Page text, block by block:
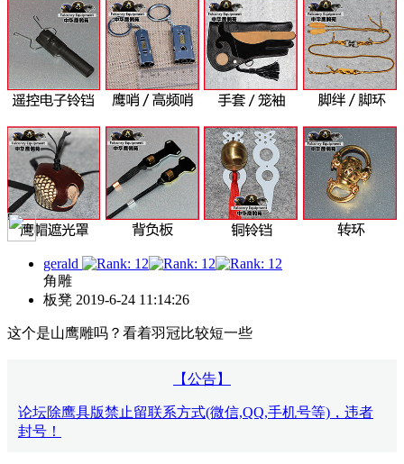
gerald
角雕
板凳 2019-6-24 11:14:26
这个是山鹰雕吗？看着羽冠比较短一些
【公告】
论坛除鹰具版禁止留联系方式(微信,QQ,手机号等)，违者
封号！